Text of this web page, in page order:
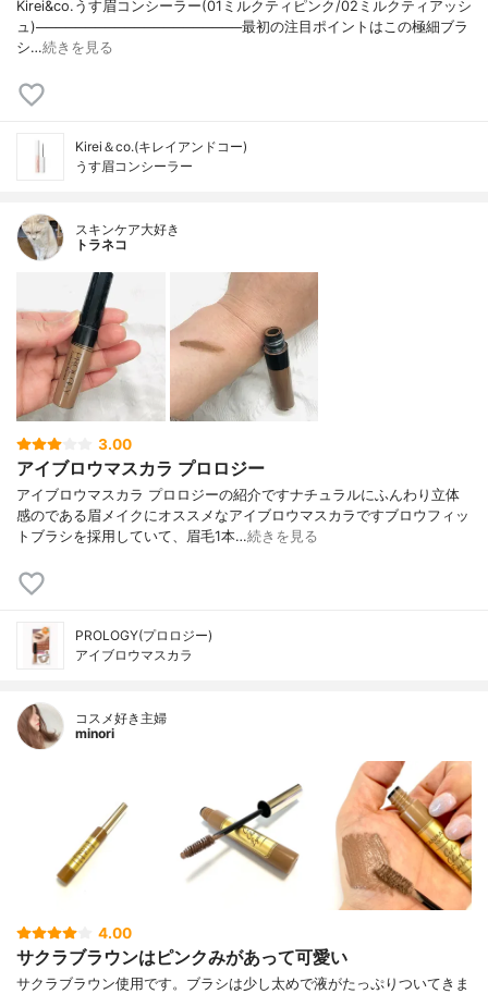
Kirei&co.うす眉コンシーラー(01ミルクティピンク/02ミルクティアッシ
ュ)─────────────────────最初の注目ポイントはこの極細ブラ
シ…続きを見る
Kirei＆co.(キレイアンドコー)
うす眉コンシーラー
スキンケア大好き
トラネコ
3.00
アイブロウマスカラ プロロジー
アイブロウマスカラ プロロジーの紹介ですナチュラルにふんわり立体
感のである眉メイクにオススメなアイブロウマスカラですブロウフィッ
トブラシを採用していて、眉毛1本…続きを見る
PROLOGY(プロロジー)
アイブロウマスカラ
コスメ好き主婦
minori
4.00
サクラブラウンはピンクみがあって可愛い
サクラブラウン使用です。ブラシは少し太めで液がたっぷりついてきま